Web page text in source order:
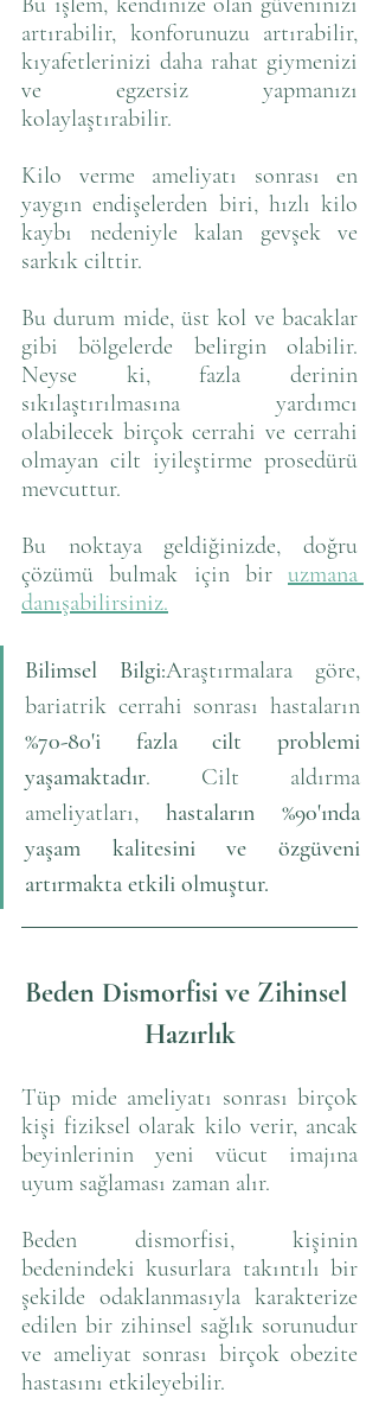
artırabilir, konforunuzu artırabilir,
kıyafetlerinizi daha rahat giymenizi
ve egzersiz yapmanızı
kolaylaştırabilir.
Kilo verme ameliyatı sonrası en
yaygın endişelerden biri, hızlı kilo
kaybı nedeniyle kalan gevşek ve
sarkık cilttir.
Bu durum mide, üst kol ve bacaklar
gibi bölgelerde belirgin olabilir.
Neyse ki, fazla derinin
sıkılaştırılmasına yardımcı
olabilecek birçok cerrahi ve cerrahi
olmayan cilt iyileştirme prosedürü
mevcuttur.
Bu noktaya geldiğinizde, doğru
çözümü bulmak için bir uzmana
danışabilirsiniz.
Bilimsel Bilgi:Araştırmalara göre,
%70-80'i fazla cilt problemi
yaşamaktadır. Cilt aldırma
ameliyatları, hastaların %90'ında
yaşam kalitesini ve özgüveni
artırmakta etkili olmuştur.
Beden Dismorfisi ve Zihinsel
Hazırlık
Tüp mide ameliyatı sonrası birçok
kişi fiziksel olarak kilo verir, ancak
beyinlerinin yeni vücut imajına
uyum sağlaması zaman alır.
Beden dismorfisi, kişinin
bedenindeki kusurlara takıntılı bir
şekilde odaklanmasıyla karakterize
edilen bir zihinsel sağlık sorunudur
ve ameliyat sonrası birçok obezite
hastasını etkileyebilir.